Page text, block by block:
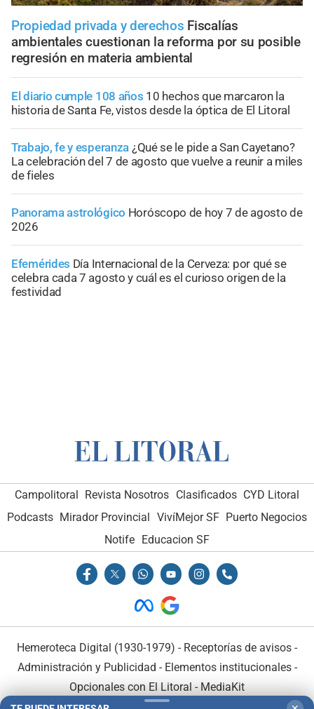
Propiedad privada y derechos Fiscalías
ambientales cuestionan la reforma por su posible
regresión en materia ambiental
El diario cumple 108 años 10 hechos que marcaron la
historia de Santa Fe, vistos desde la óptica de El Litoral
Trabajo, fe y esperanza ¿Qué se le pide a San Cayetano?
La celebración del 7 de agosto que vuelve a reunir a miles
de fieles
Panorama astrológico Horóscopo de hoy 7 de agosto de
2026
Efemérides Día Internacional de la Cerveza: por qué se
celebra cada 7 agosto y cuál es el curioso origen de la
festividad
Campolitoral Revista Nosotros Clasificados CYD Litoral
Podcasts Mirador Provincial VivíMejor SF Puerto Negocios
Notife
Educacion SF
Hemeroteca Digital (1930-1979) - Receptorías de avisos -
Administración y Publicidad - Elementos institucionales-
Opcionales con El Litoral - MediaKit